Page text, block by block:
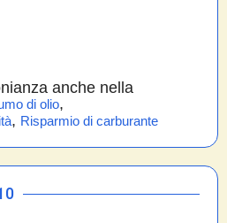
anche nella
di olio,
, Risparmio di carburante